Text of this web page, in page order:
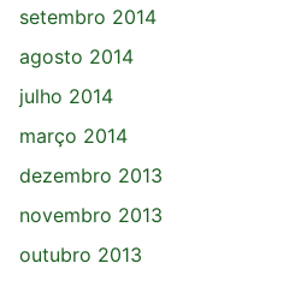
setembro 2014
agosto 2014
julho 2014
março 2014
dezembro 2013
novembro 2013
outubro 2013